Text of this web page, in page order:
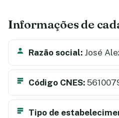
Informações de
Razão social: José
Código CNES:
Tipo de